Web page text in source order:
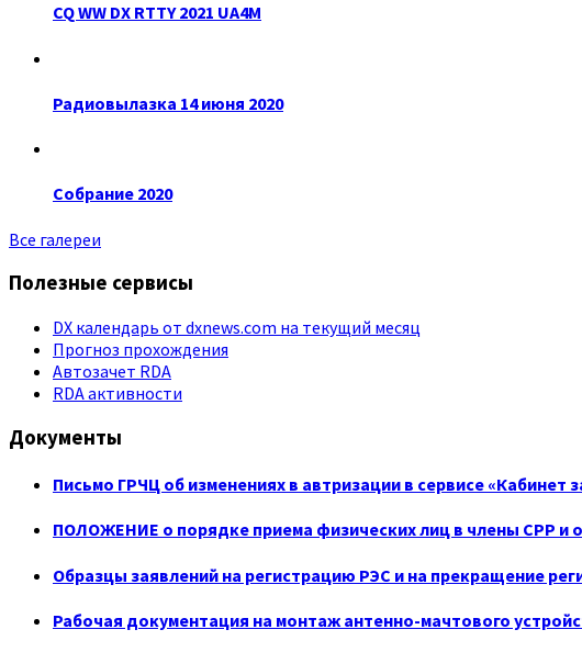
CQ WW DX RTTY 2021 UA4M
Радиовылазка 14 июня 2020
Собрание 2020
Все галереи
Полезные сервисы
DX календарь от dxnews.com на текущий месяц
Прогноз прохождения
Автозачет RDA
RDA активности
Документы
Письмо ГРЧЦ об изменениях в автризации в сервисе «Кабинет
ПОЛОЖЕНИЕ о порядке приема физических лиц в члены СРР и
Образцы заявлений на регистрацию РЭС и на прекращение
Рабочая документация на монтаж антенно-мачтового